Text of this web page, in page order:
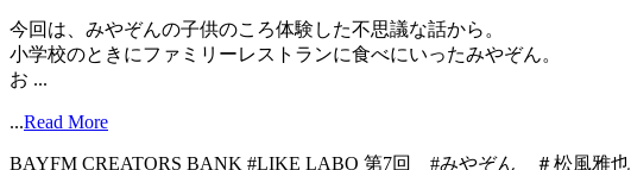
今回は、みやぞんの子供のころ体験した不思議な話から。
小学校のときにファミリーレストランに食べにいったみやぞん。
お ...
...Read More
BAYFM CREATORS BANK #LIKE LABO 第7回 #みやぞん ＃松風雅也